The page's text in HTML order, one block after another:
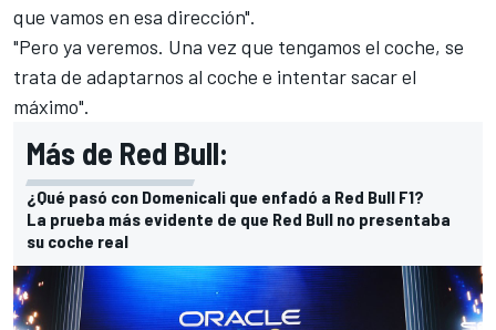
que vamos en esa dirección".
"Pero ya veremos. Una vez que tengamos el coche, se
trata de adaptarnos al coche e intentar sacar el
máximo".
Más de Red Bull:
¿Qué pasó con Domenicali que enfadó a Red Bull F1?
La prueba más evidente de que Red Bull no presentaba
su coche real